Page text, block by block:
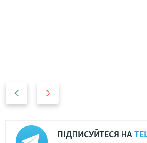
р
е
ПІДПИСУЙТЕСЯ НА